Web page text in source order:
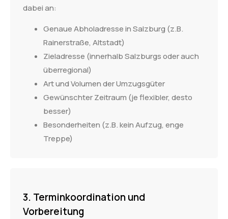
dabei an:
Genaue Abholadresse in Salzburg (z.B.
Rainerstraße, Altstadt)
Zieladresse (innerhalb Salzburgs oder auch
überregional)
Art und Volumen der Umzugsgüter
Gewünschter Zeitraum (je flexibler, desto
besser)
Besonderheiten (z.B. kein Aufzug, enge
Treppe)
3. Terminkoordination und
Vorbereitung